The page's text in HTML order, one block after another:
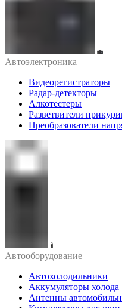
Автоэлектроника
Видеорегистраторы
Радар-детекторы
Алкотестеры
Разветвители
Преобразователи
Автооборудование
Автохолодильники
Аккумуляторы холода
Антенны